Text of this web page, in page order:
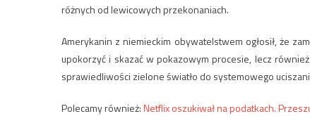
różnych od lewicowych przekonaniach.
Amerykanin z niemieckim obywatelstwem ogłosił, że
upokorzyć i skazać w pokazowym procesie, lecz
sprawiedliwości zielone światło do systemowego
Polecamy również:Netflix oszukiwał na podatkach.